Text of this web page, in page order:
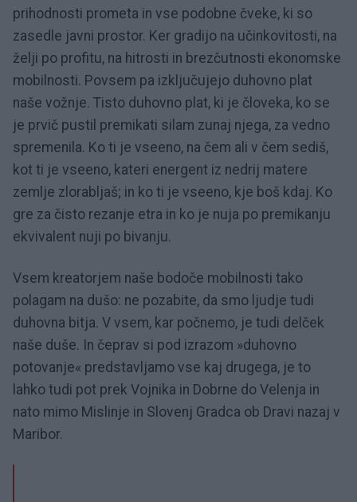
prihodnosti prometa in vse podobne čveke, ki so
zasedle javni prostor. Ker gradijo na učinkovitosti, na
želji po profitu, na hitrosti in brezčutnosti ekonomske
mobilnosti. Povsem pa izključujejo duhovno plat
naše vožnje. Tisto duhovno plat, ki je človeka, ko se
je prvič pustil premikati silam zunaj njega, za vedno
spremenila. Ko ti je vseeno, na čem ali v čem sediš,
kot ti je vseeno, kateri energent iz nedrij matere
zemlje zlorabljaš; in ko ti je vseeno, kje boš kdaj. Ko
gre za čisto rezanje etra in ko je nuja po premikanju
ekvivalent nuji po bivanju.
Vsem kreatorjem naše bodoče mobilnosti tako
polagam na dušo: ne pozabite, da smo ljudje tudi
duhovna bitja. V vsem, kar počnemo, je tudi delček
naše duše. In čeprav si pod izrazom »duhovno
potovanje« predstavljamo vse kaj drugega, je to
lahko tudi pot prek Vojnika in Dobrne do Velenja in
nato mimo Mislinje in Slovenj Gradca ob Dravi nazaj v
Maribor.